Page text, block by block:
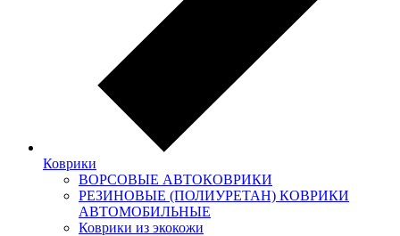
Коврики
ВОРСОВЫЕ АВТОКОВРИКИ
РЕЗИНОВЫЕ (ПОЛИУРЕТАН) КОВРИКИ
АВТОМОБИЛЬНЫЕ
Коврики из экокожи